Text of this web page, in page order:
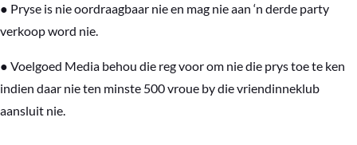
● Pryse is nie oordraagbaar nie en mag nie aan ‘n derde party
verkoop word nie.
● Voelgoed Media behou die reg voor om nie die prys toe te ken
indien daar nie ten minste 500 vroue by die vriendinneklub
aansluit nie.